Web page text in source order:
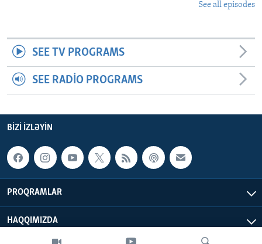
See all episodes
SEE TV PROGRAMS
SEE RADIO PROGRAMS
BIZI IZLƏYIN
PROQRAMLAR
HAQQIMIZDA